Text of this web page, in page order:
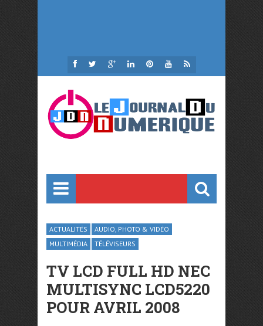
ACTUALITÉS
AUDIO, PHOTO & VIDÉO
MULTIMÉDIA
TÉLÉVISEURS
TV LCD FULL HD NEC
MULTISYNC LCD5220
POUR AVRIL 2008